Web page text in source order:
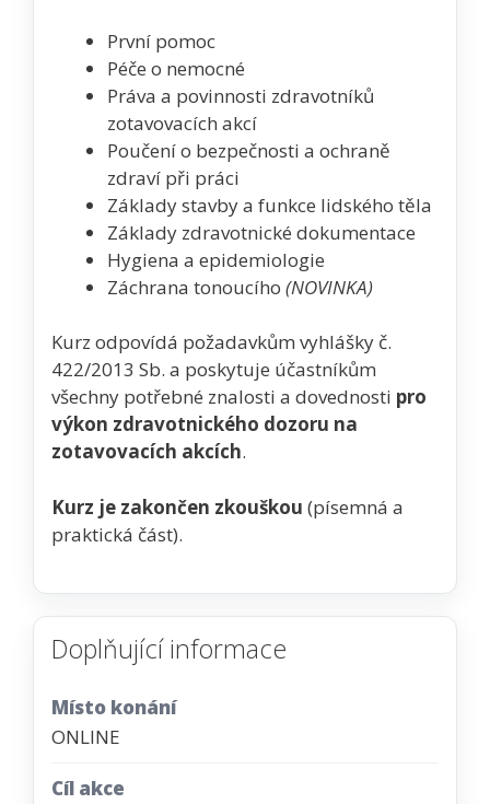
První pomoc
Péče o nemocné
Práva a povinnosti zdravotníků
zotavovacích akcí
Poučení o bezpečnosti a ochraně
zdraví při práci
Základy stavby a funkce lidského těla
Základy zdravotnické dokumentace
Hygiena a epidemiologie
Záchrana tonoucího (NOVINKA)
Kurz odpovídá požadavkům vyhlášky č.
422/2013 Sb. a poskytuje účastníkům
všechny potřebné znalosti a dovednosti pro
výkon zdravotnického dozoru na
zotavovacích akcích.
Kurz je zakončen zkouškou (písemná a
praktická část).
Doplňující informace
Místo konání
ONLINE
Cíl akce